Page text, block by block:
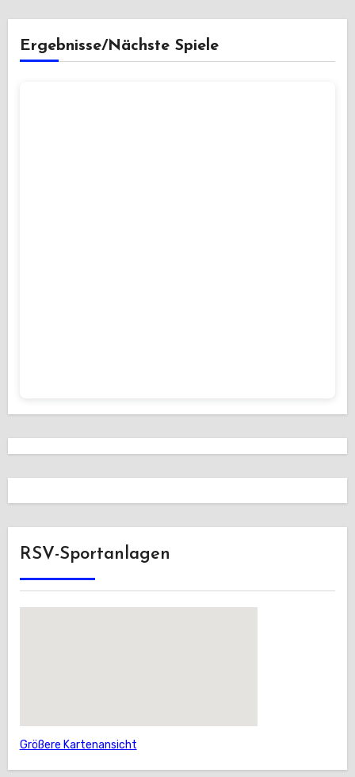
Ergebnisse/Nächste Spiele
RSV-Sportanlagen
Größere Kartenansicht